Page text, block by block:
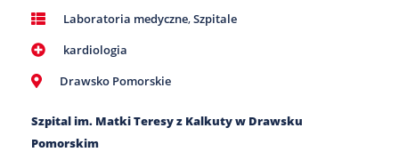
Laboratoria medyczne,Szpitale
kardiologia
Drawsko Pomorskie
Szpital im. Matki Teresy z Kalkuty w Drawsku
Pomorskim